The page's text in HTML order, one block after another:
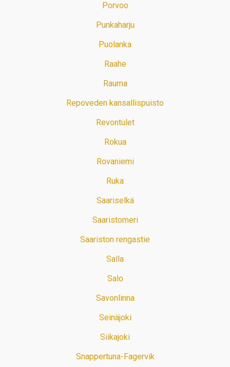
Porvoo
Punkaharju
Puolanka
Raahe
Rauma
Repoveden kansallispuisto
Revontulet
Rokua
Rovaniemi
Ruka
Saariselkä
Saaristomeri
Saariston rengastie
Salla
Salo
Savonlinna
Seinäjoki
Siikajoki
Snappertuna-Fagervik